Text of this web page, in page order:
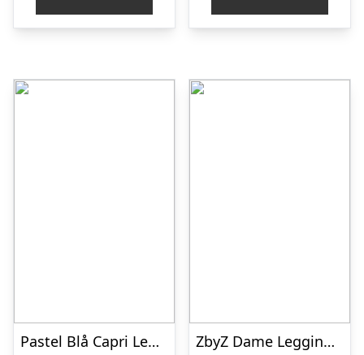
Pastel Blå Capri Leggings – Powder Blue
ZbyZ Dame Leggings Plus Size – Print 7 – 2XL/3XL